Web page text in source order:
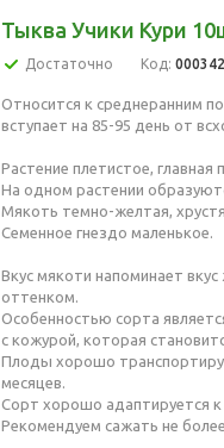
Тыква Учики Кури
Достаточно Код:
Относится к среднеранним
вступает на 85-95 день от
Растение плетистое, главная
На одном растении
Мякоть темно-желтая,
Семенное гнездо маленькое.
Вкус мякоти напоминает
оттенком.
Особенностью сорта
с кожурой, которая
Плоды хорошо
месяцев.
Сорт хорошо адаптируется
Рекомендуем сажать не